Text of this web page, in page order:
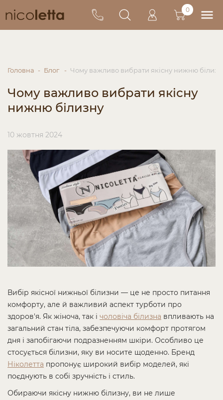
0
Головна Блог Чому важливо вибрати якісну нижню
Чому важливо вибрати якісну
нижню білизну
10 жовтня 2024
Вибір якісної нижньої білизни — це не просто питання
комфорту, але й важливий аспект турботи про
здоров'я. Як жіноча, так і чоловіча білизна впливають на
загальний стан тіла, забезпечуючи комфорт протягом
дня і запобігаючи подразненням шкіри. Особливо це
стосується білизни, яку ви носите щоденно. Бренд
Ніколетта пропонує широкий вибір моделей, які
поєднують в собі зручність і стиль.
Обираючи якісну нижню білизну, ви не лише